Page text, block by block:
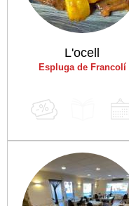
L'ocell
Espluga de Francolí